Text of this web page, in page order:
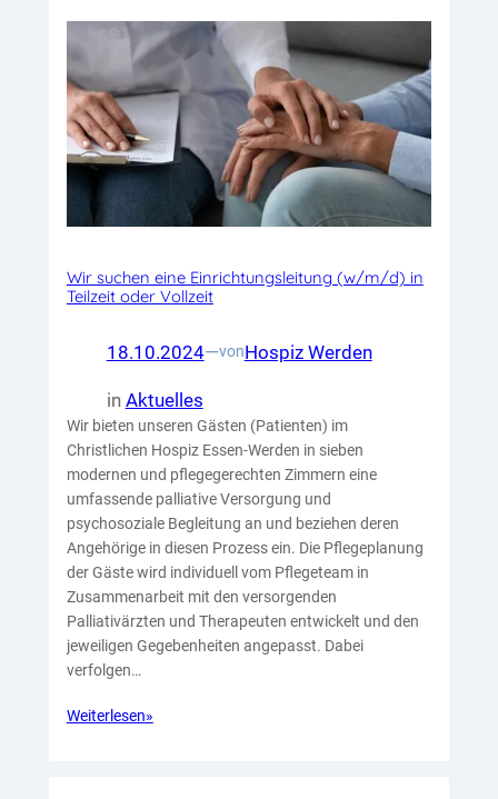
Wir suchen eine Einrichtungsleitung (w/m/d) in
Teilzeit oder Vollzeit
18.10.2024—vonHospiz Werden
in Aktuelles
Wir bieten unseren Gästen (Patienten) im
Christlichen Hospiz Essen-Werden in sieben
modernen und pflegegerechten Zimmern eine
umfassende palliative Versorgung und
psychosoziale Begleitung an und beziehen deren
Angehörige in diesen Prozess ein. Die Pflegeplanung
der Gäste wird individuell vom Pflegeteam in
Zusammenarbeit mit den versorgenden
Palliativärzten und Therapeuten entwickelt und den
jeweiligen Gegebenheiten angepasst. Dabei
verfolgen…
Weiterlesen»